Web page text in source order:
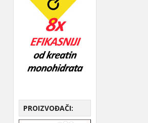
PROIZVOĐAČI: